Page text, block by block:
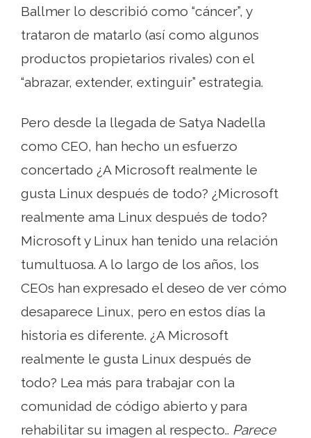
Ballmer lo describió como “cáncer”, y
trataron de matarlo (así como algunos
productos propietarios rivales) con el
“abrazar, extender, extinguir” estrategia.
Pero desde la llegada de Satya Nadella
como CEO, han hecho un esfuerzo
concertado ¿A Microsoft realmente le
gusta Linux después de todo? ¿Microsoft
realmente ama Linux después de todo?
Microsoft y Linux han tenido una relación
tumultuosa. A lo largo de los años, los
CEOs han expresado el deseo de ver cómo
desaparece Linux, pero en estos días la
historia es diferente. ¿A Microsoft
realmente le gusta Linux después de
todo? Lea más para trabajar con la
comunidad de código abierto y para
rehabilitar su imagen al respecto.. Parece